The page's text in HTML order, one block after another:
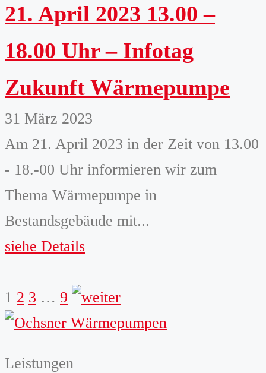
21. April 2023 13.00 –
18.00 Uhr – Infotag
Zukunft Wärmepumpe
31 März 2023
Am 21. April 2023 in der Zeit von 13.00
- 18.-00 Uhr informieren wir zum
Thema Wärmepumpe in
Bestandsgebäude mit...
siehe Details
1 2 3 … 9 weiter
Leistungen